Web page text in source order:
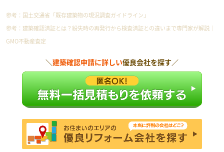
参考： 国土交通省「既存建築物の現況調査ガイドライン」
参考： 建築確認済証とは？紛失時の再発行から検査済証との違いまで専門家が解説 ｜
GMO不動産査定
＼建築確認申請に詳しい優良会社を探す／